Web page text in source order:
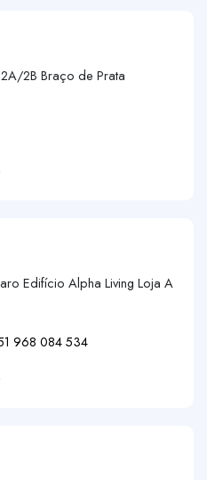
2A/2B Braço de Prata
Edifício Alpha Living Loja A
968 084 534